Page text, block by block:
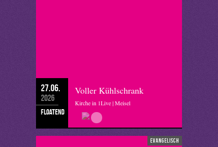
27.06.
2026
floatend
Voller Kühlschrank
Kirche in 1Live | Meisel
evangelisch